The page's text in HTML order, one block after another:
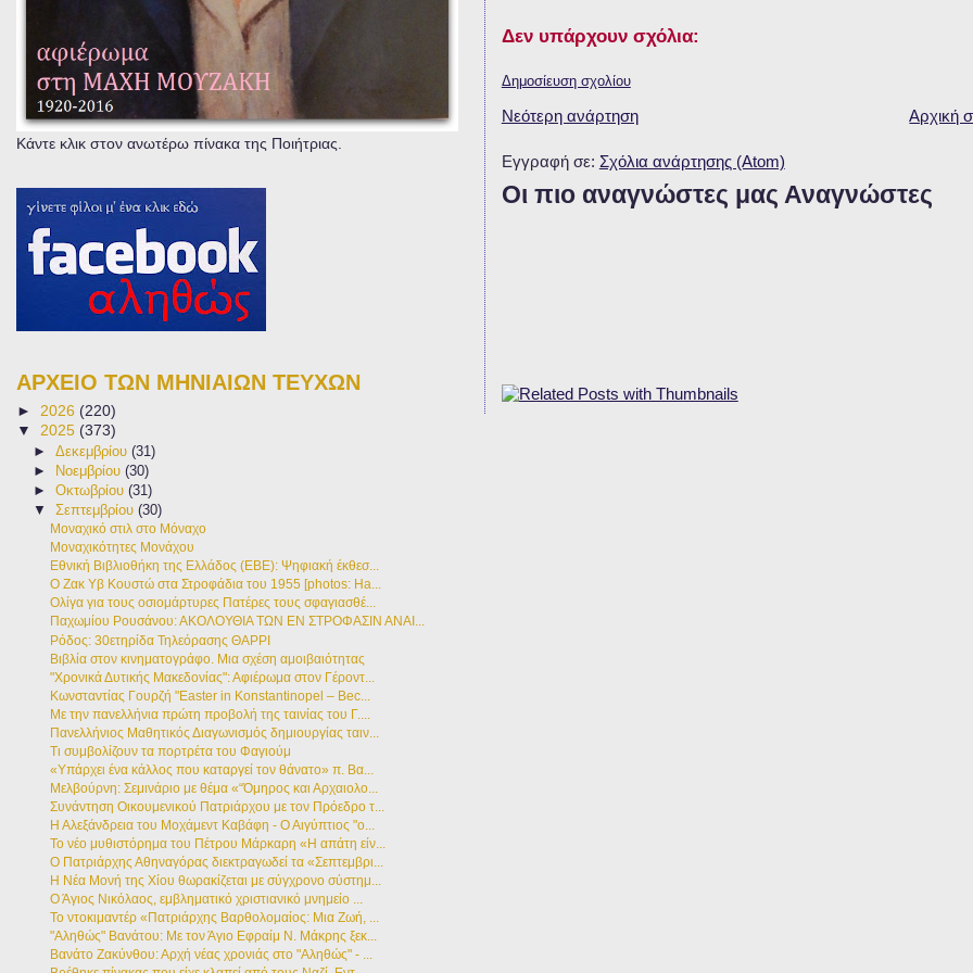
Δεν υπάρχουν σχόλια:
Δημοσίευση σχολίου
Νεότερη ανάρτηση Αρχική
Εγγραφή σε: Σχόλια ανάρτησης (Atom)
Οι πιο αναγνώστες μας Αναγνώστες
Κάντε κλικ στον ανωτέρω πίνακα της Ποιήτριας.
ΑΡΧΕΙΟ ΤΩΝ ΜΗΝΙΑΙΩΝ ΤΕΥΧΩΝ
► 2026 (220)
▼ 2025 (373)
►Δεκεμβρίου(31)
►
Νοεμβρίου(30)
►Οκτωβρίου(31)
▼Σεπτεμβρίου(30)
Μοναχικό στιλ στο Μόναχο
Μοναχικότητες Μονάχου
Εθνική Βιβλιοθήκη της Ελλάδος (ΕΒΕ): Ψηφιακή έκθεσ...
Ο Ζακ Υβ Κουστώ στα Στροφάδια του 1955 [photos: Ha...
Ολίγα για τους οσιομάρτυρες Πατέρες τους σφαγιασθέ...
Παχωμίου Ρουσάνου: ΑΚΟΛΟΥΘΙΑ ΤΩΝ ΕΝ ΣΤΡΟΦΑΣΙΝ ΑΝΑΙ...
Ρόδος: 30ετηρίδα Τηλεόρασης ΘΑΡΡΙ
Βιβλία στον κινηματογράφο. Mια σχέση αμοιβαιότητας
"Χρονικά Δυτικής Μακεδονίας": Αφιέρωμα στον Γέροντ...
Κωνσταντίας Γουρζή "Easter in Konstantinopel – Bec...
Με την πανελλήνια πρώτη προβολή της ταινίας του Γ....
Πανελλήνιος Μαθητικός Διαγωνισμός δημιουργίας ταιν...
Τι συμβολίζουν τα πορτρέτα του Φαγιούμ
«Υπάρχει ένα κάλλος που καταργεί τον θάνατο» π. Βα...
Μελβούρνη: Σεμινάριο με θέμα «“Όμηρος και Αρχαιολο...
Συνάντηση Οικουμενικού Πατριάρχου με τον Πρόεδρο τ...
Η Αλεξάνδρεια του Μοχάμεντ Καβάφη - Ο Αιγύπτιος "ο...
Το νέο μυθιστόρημα του Πέτρου Μάρκαρη «Η απάτη είν...
Ο Πατριάρχης Αθηναγόρας διεκτραγωδεί τα «Σεπτεμβρι...
Η Νέα Μονή της Χίου θωρακίζεται με σύγχρονο σύστημ...
Ο Άγιος Νικόλαος, εμβληματικό χριστιανικό μνημείο ...
Το ντοκιμαντέρ «Πατριάρχης Βαρθολομαίος: Μια Ζωή, ...
"Αληθώς" Βανάτου: Με τον Άγιο Εφραίμ Ν. Μάκρης ξεκ...
Βανάτο Ζακύνθου: Αρχή νέας χρονιάς στο "Αληθώς" - ...